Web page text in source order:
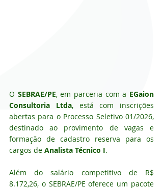
O SEBRAE/PE, em parceria com a EGaion
Consultoria Ltda, está com inscrições
abertas para o Processo Seletivo 01/2026,
destinado ao provimento de vagas e
formação de cadastro reserva para os
cargos de Analista Técnico I.
Além do salário competitivo de R$
8.172,26, o SEBRAE/PE oferece um pacote